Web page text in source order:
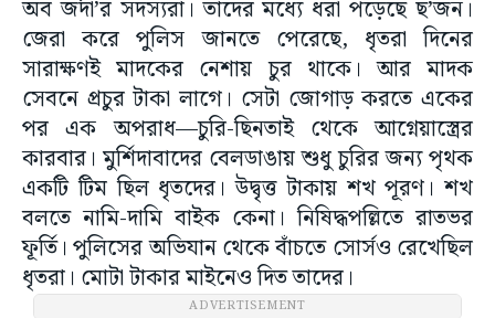
অব জর্দা’র সদস্যরা। তাদের মধ্যে ধরা পড়েছে ছ’জন।
জেরা করে পুলিস জানতে পেরেছে, ধৃতরা দিনের
সারাক্ষণই মাদকের নেশায় চুর থাকে। আর মাদক
সেবনে প্রচুর টাকা লাগে। সেটা জোগাড় করতে একের
পর এক অপরাধ—চুরি-ছিনতাই থেকে আগ্নেয়াস্ত্রের
কারবার। মুর্শিদাবাদের বেলডাঙায় শুধু চুরির জন্য পৃথক
একটি টিম ছিল ধৃতদের। উদ্বৃত্ত টাকায় শখ পূরণ। শখ
বলতে নামি-দামি বাইক কেনা। নিষিদ্ধপল্লিতে রাতভর
ফূর্তি। পুলিসের অভিযান থেকে বাঁচতে সোর্সও রেখেছিল
ধৃতরা। মোটা টাকার মাইনেও দিত তাদের।
ADVERTISEMENT